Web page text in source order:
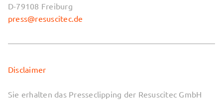
D-79108 Freiburg
press@resuscitec.de
Disclaimer
Sie erhalten das Presseclipping der Resuscitec GmbH